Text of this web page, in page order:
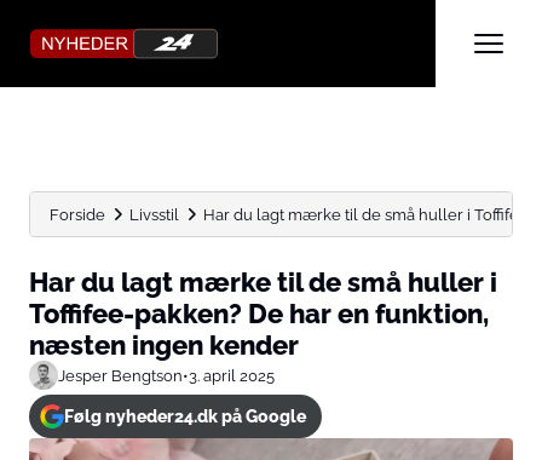
Forside Livsstil Har du lagt mærke til de små huller i Toffifee-
Har du lagt mærke til de små huller i
Toffifee-pakken? De har en funktion,
næsten ingen kender
Jesper Bengtson•3. april 2025
Følg nyheder24.dk på Google